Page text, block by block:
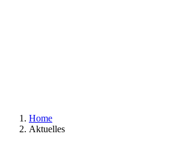
Home
Aktuelles